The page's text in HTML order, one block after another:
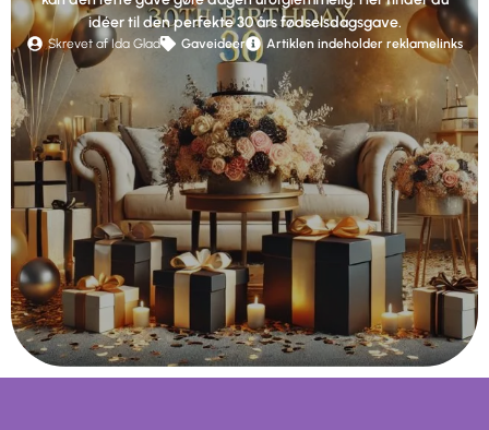
idéer til den perfekte 30 års fødselsdagsgave.
Skrevet af Ida Glad Gaveideer Artiklen indeholder reklamelinks